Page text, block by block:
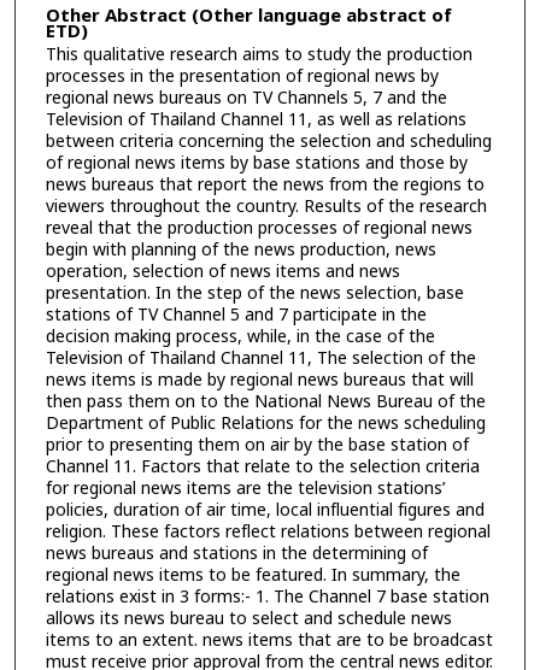
Other Abstract (Other language abstract of
ETD)
This qualitative research aims to study the production
processes in the presentation of regional news by
regional news bureaus on TV Channels 5, 7 and the
Television of Thailand Channel 11, as well as relations
between criteria concerning the selection and scheduling
of regional news items by base stations and those by
news bureaus that report the news from the regions to
viewers throughout the country. Results of the research
reveal that the production processes of regional news
begin with planning of the news production, news
operation, selection of news items and news
presentation. In the step of the news selection, base
stations of TV Channel 5 and 7 participate in the
decision making process, while, in the case of the
Television of Thailand Channel 11, The selection of the
news items is made by regional news bureaus that will
then pass them on to the National News Bureau of the
Department of Public Relations for the news scheduling
prior to presenting them on air by the base station of
Channel 11. Factors that relate to the selection criteria
for regional news items are the television stations’
policies, duration of air time, local influential figures and
religion. These factors reflect relations between regional
news bureaus and stations in the determining of
regional news items to be featured. In summary, the
relations exist in 3 forms:- 1. The Channel 7 base station
allows its news bureau to select and schedule news
items to an extent. news items that are to be broadcast
must receive prior approval from the central news editor.